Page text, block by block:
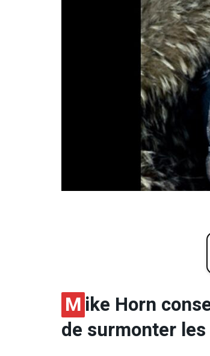
Mike Horn
de surmonter